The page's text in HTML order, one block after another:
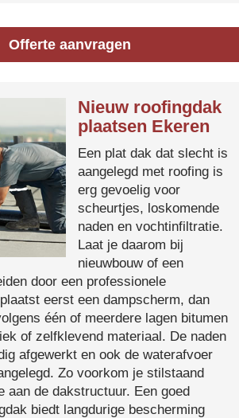
Offerte aanvragen
Nieuw roofingdak
plaatsen Ekeren
Een plat dak dat slecht is
aangelegd met roofing is
erg gevoelig voor
scheurtjes, loskomende
naden en vochtinfiltratie.
Laat je daarom bij
nieuwbouw of een
door een professionele
eerst een dampscherm, dan
één of meerdere lagen bitumen
of zelfklevend materiaal. De naden
afgewerkt en ook de waterafvoer
Zo voorkom je stilstaand
aan de dakstructuur. Een goed
biedt langdurige bescherming